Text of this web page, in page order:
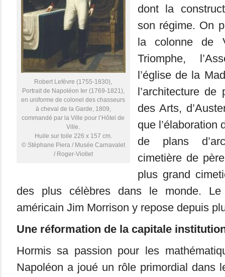
Robert Lefèvre (1755-1830),
Portrait de Napoléon Ier (1769-1821),
en uniforme de colonel des chasseurs
à cheval de la Garde, 1809,
commandé par la Ville pour l’Hôtel de
Ville.
Huile sur toile 226 x 157 cm.
© Stéphane Piera / Musée Carnavalet
/ Roger-Viollet
dont la
son régime. On
la colonne de
Triomphe,
l’église de la
l’architecture
des Arts,
que l’élaboration
de plans
cimetière de
plus grand
des plus célèbres dans le monde. Le
américain Jim Morrison y repose depuis
Une réformation de la capitale
Hormis sa passion pour les
Napoléon a joué un rôle primordial dans